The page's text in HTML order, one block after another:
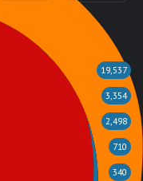
19,537
3,354
2,498
710
340